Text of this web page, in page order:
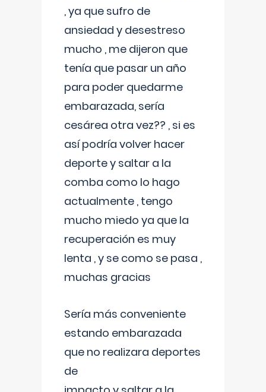
, ya que sufro de
ansiedad y desestreso
mucho , me dijeron que
tenía que pasar un año
para poder quedarme
embarazada, sería
cesárea otra vez?? , si es
así podría volver hacer
deporte y saltar a la
comba como lo hago
actualmente , tengo
mucho miedo ya que la
recuperación es muy
lenta , y se como se pasa ,
muchas gracias
Sería más conveniente
estando embarazada
que no realizara deportes
de